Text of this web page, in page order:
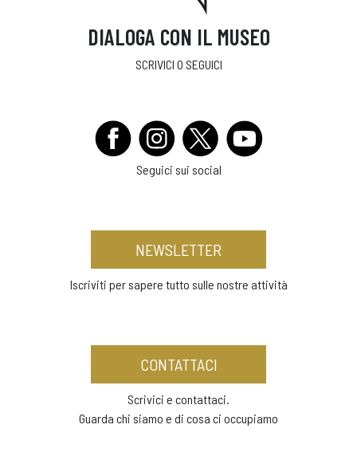
DIALOGA CON IL MUSEO
SCRIVICI O SEGUICI
Seguici sui social
NEWSLETTER
Iscriviti per sapere tutto sulle nostre attività
CONTATTACI
Scrivici e contattaci.
Guarda chi siamo e di cosa ci occupiamo